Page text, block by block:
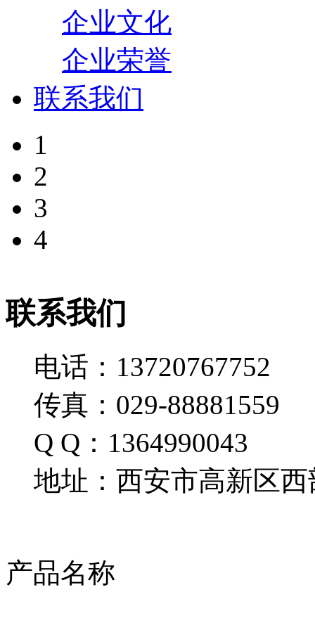
企业文化
企业荣誉
联系我们
1
2
3
4
联系我们
电话：13720767752
传真：029-88881559
Q Q：1364990043
地址：西安市高新区西
产品名称